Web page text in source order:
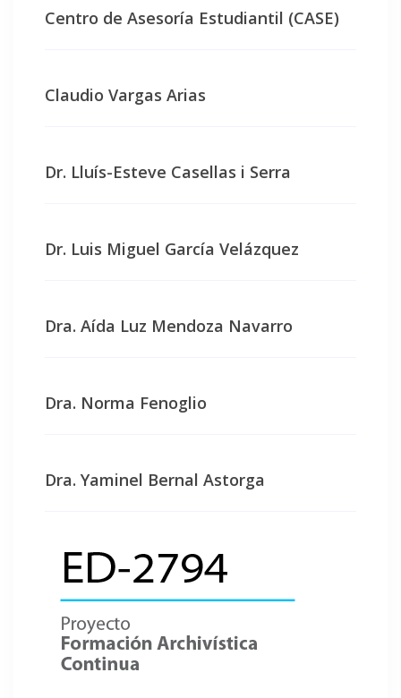
Centro de Asesoría Estudiantil (CASE)
Claudio Vargas Arias
Dr. Lluís-Esteve Casellas i Serra
Dr. Luis Miguel García Velázquez
Dra. Aída Luz Mendoza Navarro
Dra. Norma Fenoglio
Dra. Yaminel Bernal Astorga